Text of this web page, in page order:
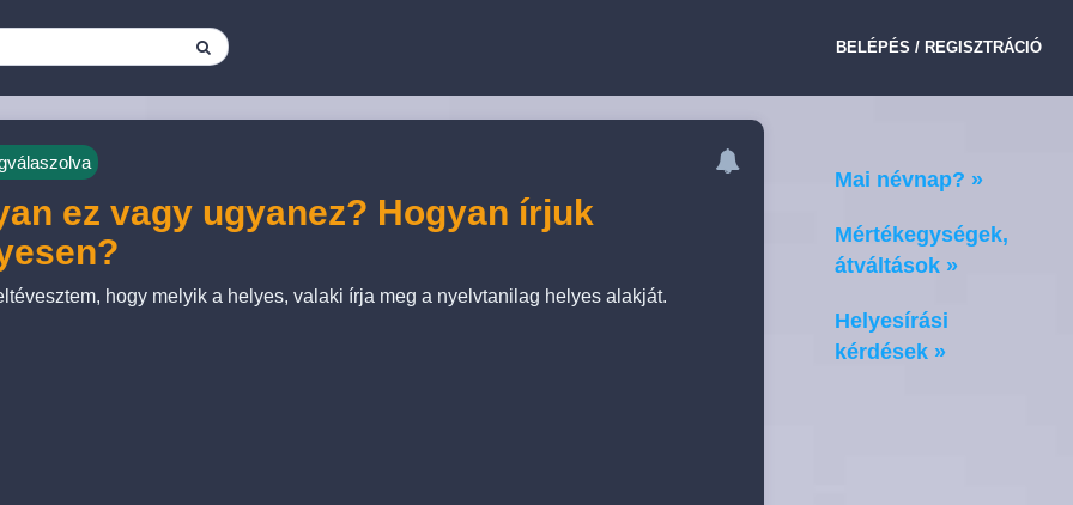
BELÉPÉS / REGISZTRÁCIÓ
ez vagy ugyanez? Hogyan írjuk
hogy melyik a helyes, valaki írja meg a nyelvtanilag helyes alakját.
Mai névnap? »
Mértékegységek,
átváltások »
Helyesírási
kérdések »